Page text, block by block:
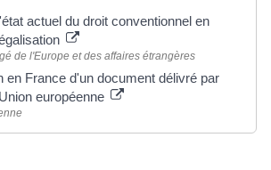
actuel du droit conventionnel en
de l'Europe et des affaires étrangères
en France d'un document délivré par
européenne